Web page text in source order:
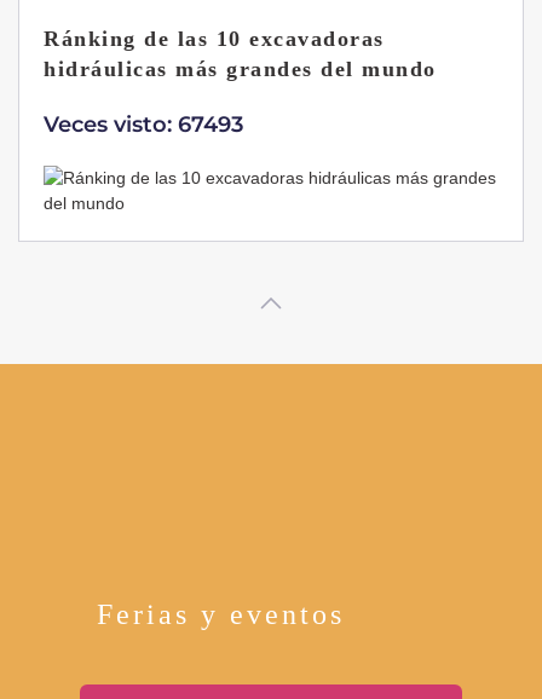
Las ventajas de la excavadora Yanmar
B7 Sigma-6
Veces visto: 32220
Ferias y eventos